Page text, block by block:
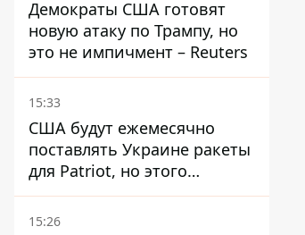
Демократы США готовят
новую атаку по Трампу, но
это не импичмент – Reuters
15:33
США будут ежемесячно
поставлять Украине ракеты
для Patriot, но этого
недостаточно – Зеленский
15:26